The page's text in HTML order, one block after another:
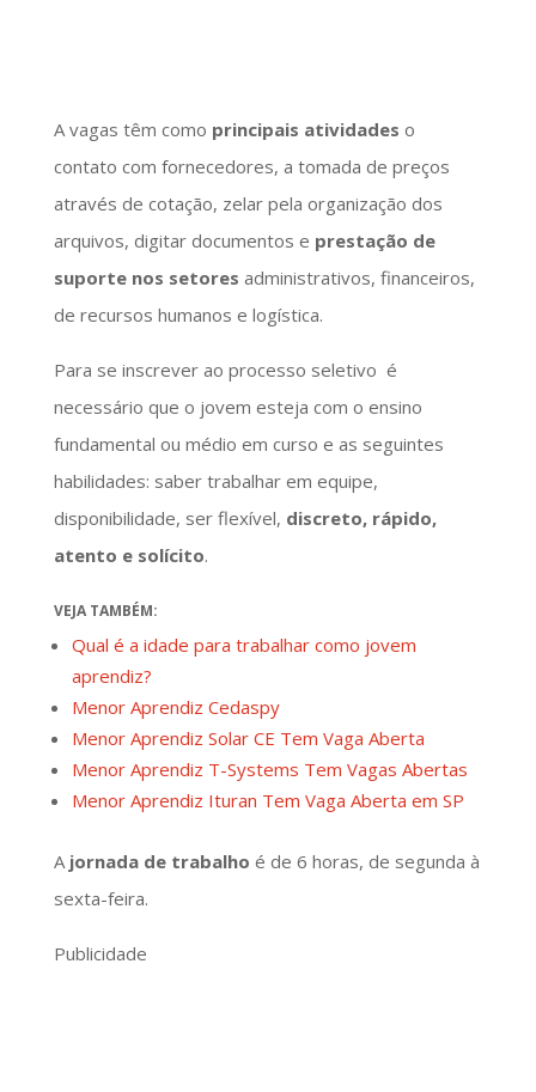
A vagas têm como principais atividades o
contato com fornecedores, a tomada de preços
através de cotação, zelar pela organização dos
arquivos, digitar documentos e prestação de
suporte nos setores administrativos, financeiros,
de recursos humanos e logística.
Para se inscrever ao processo seletivo é
necessário que o jovem esteja com o ensino
fundamental ou médio em curso e as seguintes
habilidades: saber trabalhar em equipe,
disponibilidade, ser flexível, discreto, rápido,
atento e solícito.
VEJA TAMBÉM:
Qual é a idade para trabalhar como jovem
aprendiz?
Menor Aprendiz Cedaspy
Menor Aprendiz Solar CE Tem Vaga Aberta
Menor Aprendiz T-Systems Tem Vagas Abertas
Menor Aprendiz Ituran Tem Vaga Aberta em SP
A jornada de trabalho é de 6 horas, de segunda à
sexta-feira.
Publicidade